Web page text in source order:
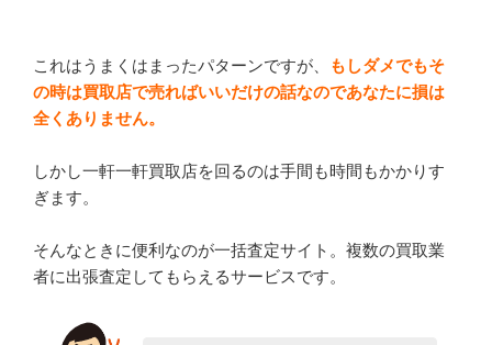
これはうまくはまったパターンですが、
もしダメでもそ
の時は買取店で売ればいいだけの話なのであなたに損は
全くありません。
しかし一軒一軒買取店を回るのは手間も時間もかかりす
ぎます。
そんなときに便利なのが一括査定サイト。複数の買取業
者に出張査定してもらえるサービスです。